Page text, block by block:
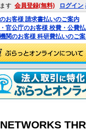
す 会員登録(無料) ログイン
お客様 請求書払いのご案内
官公庁のお客様 校費・公費
関のお客様 科研費払いのご